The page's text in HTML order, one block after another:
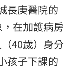
長庚醫院的
在加護病房
40歲）身分
孩子下課的